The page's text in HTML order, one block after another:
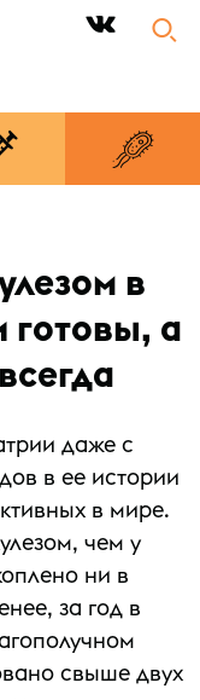
|
в
готовы, а
даже с
в ее истории
в мире.
чем у
ни в
за год в
свыше двух